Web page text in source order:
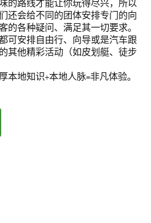
的路线才能让你玩得尽兴，所以
还会给不同的团体安排专门的向
的各种疑问、满足其一切要求。
可安排自由行、向导或是汽车跟
其他精彩活动（如皮划艇、徒步
本地知识+本地人脉=非凡体验。